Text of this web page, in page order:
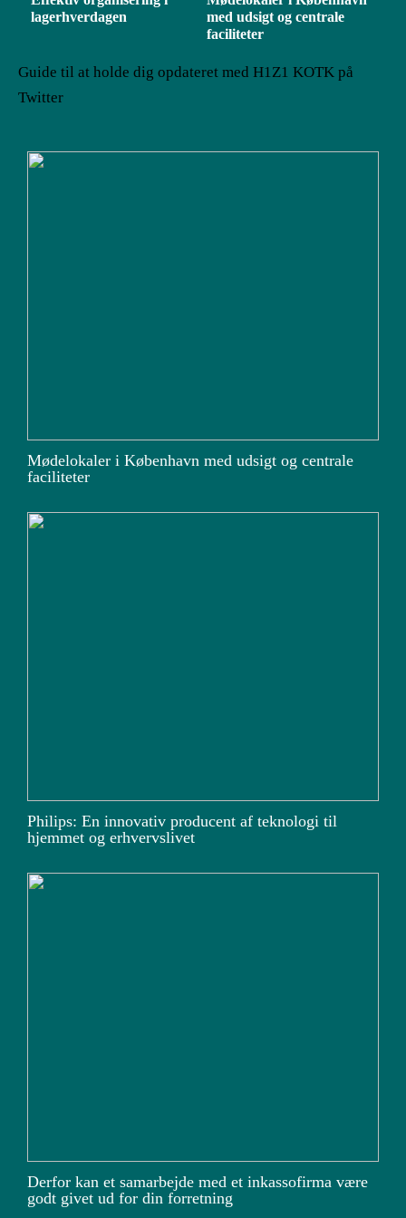
lagerhverdagen
med udsigt og centrale
faciliteter
Guide til at holde dig opdateret med H1Z1 KOTK på
Twitter
Mødelokaler i København med udsigt og centrale
faciliteter
Philips: En innovativ producent af teknologi til
hjemmet og erhvervslivet
Derfor kan et samarbejde med et inkassofirma være
godt givet ud for din forretning